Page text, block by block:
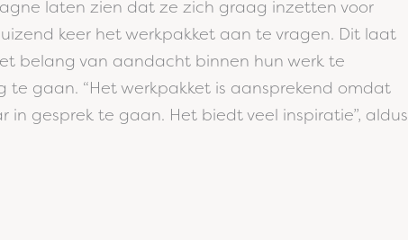
laten zien dat ze zich graag inzetten voor
keer het werkpakket aan te vragen. Dit laat
belang van aandacht binnen hun werk te
te gaan. “Het werkpakket is aansprekend omdat
gesprek te gaan. Het biedt veel inspiratie”, aldus